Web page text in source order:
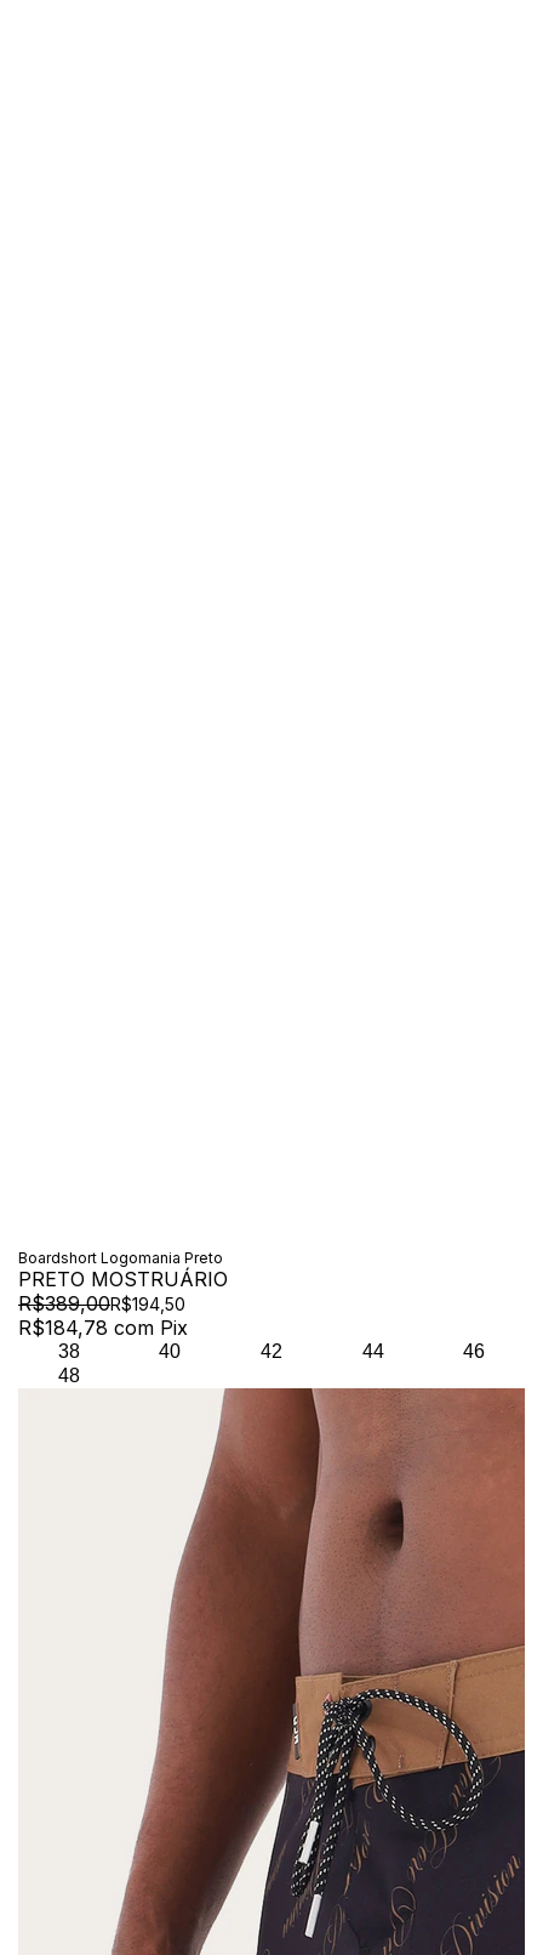
Boardshort Logomania Preto
PRETO MOSTRUÁRIO
R$389,00R$194,50
R$184,78 com Pix
38 40 42 44
46
48